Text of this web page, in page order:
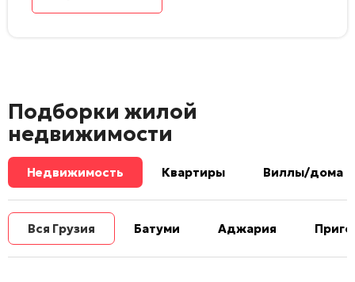
Подборки жилой
недвижимости
Недвижимость Квартиры Виллы/дома
Вся Грузия Батуми Аджария